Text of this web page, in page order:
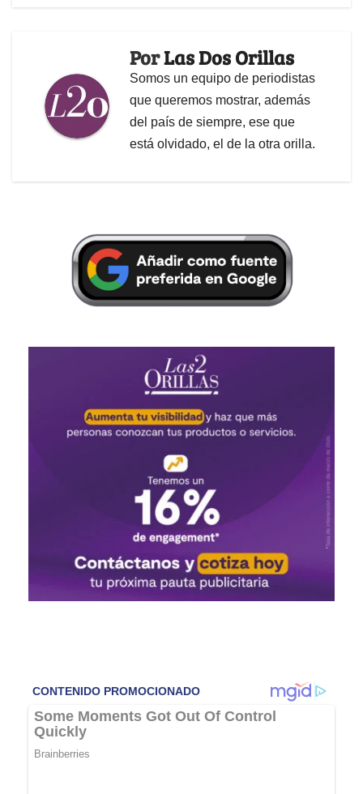
PorLas Dos Orillas
Somos un equipo de periodistas
que queremos mostrar, además
del país de siempre, ese que
está olvidado, el de la otra orilla.